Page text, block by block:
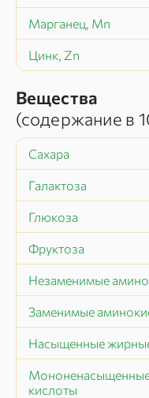
Марганец, Mn
Цинк, Zn
Вещества
(содержание в
Сахара
Галактоза
Глюкоза
Фруктоза
Незаменимые
Заменимые
Насыщенные
кислоты